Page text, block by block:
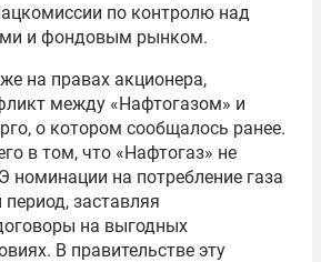
по контролю над
и фондовым рынком.
на правах акционера,
между «Нафтогазом» и
о котором сообщалось ранее.
в том, что «Нафтогаз» не
номинации на потребление газа
заставляя
на выгодных
В правительстве эту